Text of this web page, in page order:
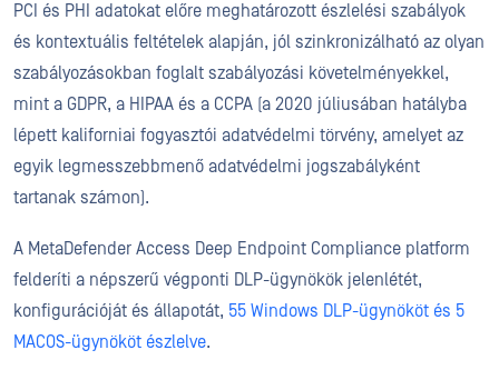
PCI és PHI adatokat előre meghatározott észlelési szabályok
és kontextuális feltételek alapján, jól szinkronizálható az olyan
szabályozásokban foglalt szabályozási követelményekkel,
mint a GDPR, a HIPAA és a CCPA (a 2020 júliusában hatályba
lépett kaliforniai fogyasztói adatvédelmi törvény, amelyet az
egyik legmesszebbmenő adatvédelmi jogszabályként
tartanak számon).
A MetaDefender Access Deep Endpoint Compliance platform
felderíti a népszerű végponti DLP-ügynökök jelenlétét,
konfigurációját és állapotát, 55 Windows DLP-ügynököt és 5
MACOS-ügynököt észlelve.